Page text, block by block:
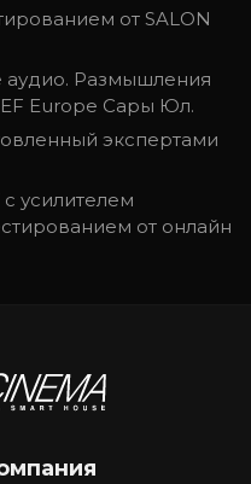
от SALON
Размышления
Europe Сары Юл.
экспертами
с усилителем
от онлайн